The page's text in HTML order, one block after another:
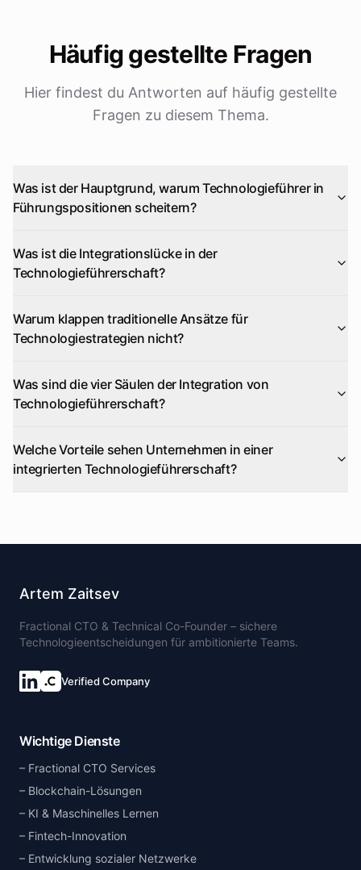
Häufig gestellte Fragen
Hier findest du Antworten auf häufig gestellte
Fragen zu diesem Thema.
Was ist der Hauptgrund, warum Technologieführer in
Führungspositionen scheitern?
Was ist die Integrationslücke in der
Technologieführerschaft?
Warum klappen traditionelle Ansätze für
Technologiestrategien nicht?
Was sind die vier Säulen der Integration von
Technologieführerschaft?
Welche Vorteile sehen Unternehmen in einer
integrierten Technologieführerschaft?
Artem Zaitsev
Fractional CTO & Technical Co-Founder – sichere
Technologieentscheidungen für ambitionierte Teams.
Verified Company
Wichtige Dienste
Fractional CTO Services
Blockchain-Lösungen
KI & Maschinelles Lernen
Fintech-Innovation
Entwicklung sozialer Netzwerke